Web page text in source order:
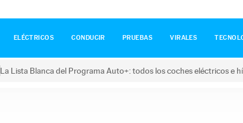
ELÉCTRICOS CONDUCIR PRUEBAS VIRALES
La Lista Blanca del Programa Auto+: todos los coches eléctricos e